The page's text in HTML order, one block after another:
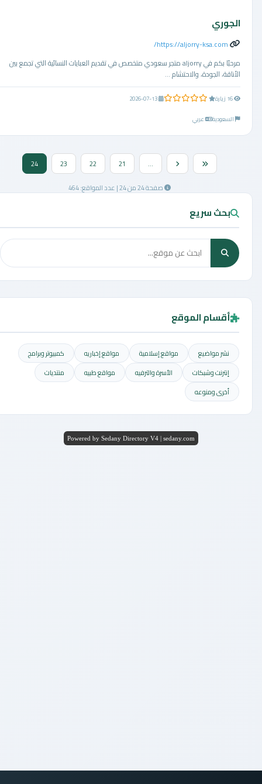
الجوري
https://aljorry-ksa.com/
مرحبًا بكم في aljorry متجر سعودي متخصص في تقديم العبايات النسائية التي تجمع بين
الأناقة، الجودة، والاحتشام ...
0.0 من 5 نجوم
2026-07-13
السعودية
عربي
صفحة 24 من 24 | عدد المواقع: 464
بحث سريع
أقسام الموقع
نشر مواضيع مواقع إسلامية مواقع إخباريه
كمبيوتر وبرامج
إنترنت وشبكات
الأسرة والترفيه مواقع طبيه
منتديات
أخرى ومنوعه
Powered by Sedany Directory V4 | sedany.com